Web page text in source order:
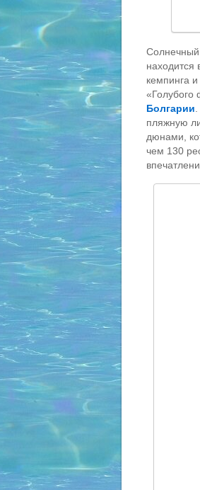
Солнечный
находится
кемпинга
«Голубого
Болгарии
пляжную
дюнами,
чем 130